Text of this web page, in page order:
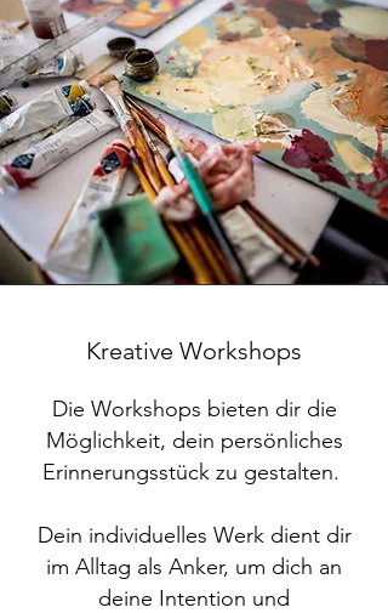
Kreative Workshops
Die Workshops bieten dir die
Möglichkeit, dein persönliches
Erinnerungsstück zu gestalten.
Dein individuelles Werk dient dir
im Alltag als Anker, um dich an
deine Intention und